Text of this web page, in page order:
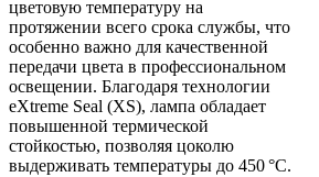
цветовую температуру на
протяжении всего срока службы, что
особенно важно для качественной
передачи цвета в профессиональном
освещении. Благодаря технологии
eXtreme Seal (XS), лампа обладает
повышенной термической
стойкостью, позволяя цоколю
выдерживать температуры до 450 °C.